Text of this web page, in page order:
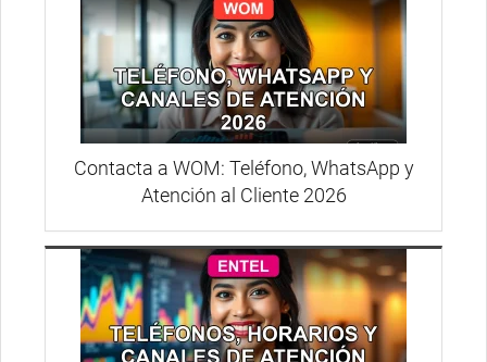
Contacta a WOM: Teléfono, WhatsApp y
Atención al Cliente 2026